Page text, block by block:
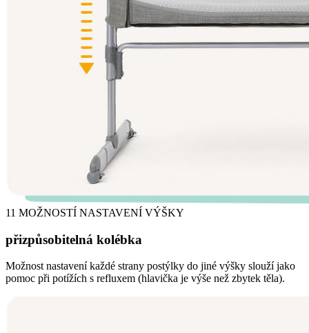
11 MOŽNOSTÍ NASTAVENÍ VÝŠKY
přizpůsobitelná kolébka
Možnost nastavení každé strany postýlky do jiné výšky slouží jako
pomoc při potížích s refluxem (hlavička je výše než zbytek těla).